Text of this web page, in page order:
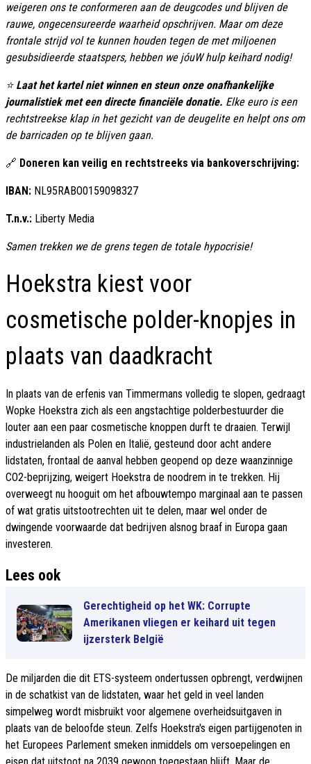
weigeren ons te conformeren aan de deugcodes und blijven de
rauwe, ongecensureerde waarheid opschrijven. Maar om deze
frontale strijd vol te kunnen houden tegen de met miljoenen
gesubsidieerde staatspers, hebben we jóuW hulp keihard nodig!
⭐ Laat het kartel niet winnen en steun onze onafhankelijke
journalistiek met een directe financiële donatie. Elke euro is een
rechtstreekse klap in het gezicht van de deugelite en helpt ons om
de barricaden op te blijven gaan.
🔗 Doneren kan veilig en rechtstreeks via bankoverschrijving:
IBAN: NL95RABO0159098327
T.n.v.: Liberty Media
Samen trekken we de grens tegen de totale hypocrisie!
Hoekstra kiest voor
cosmetische polder-knopjes in
plaats van daadkracht
In plaats van de erfenis van Timmermans volledig te slopen, gedraagt
Wopke Hoekstra zich als een angstachtige polderbestuurder die
louter aan een paar cosmetische knoppen durft te draaien. Terwijl
industrielanden als Polen en Italië, gesteund door acht andere
lidstaten, frontaal de aanval hebben geopend op deze waanzinnige
CO2-beprijzing, weigert Hoekstra de noodrem in te trekken. Hij
overweegt nu hooguit om het afbouwtempo marginaal aan te passen
of wat gratis uitstootrechten uit te delen, maar wel onder de
dwingende voorwaarde dat bedrijven alsnog braaf in Europa gaan
investeren.
Lees ook
Gerechtigheid op het WK: Corrupte
Amerikanen vliegen er keihard uit tegen
ijzersterk België
De miljarden die dit ETS-systeem ondertussen opbrengt, verdwijnen
in de schatkist van de lidstaten, waar het geld in veel landen
simpelweg wordt misbruikt voor algemene overheidsuitgaven in
plaats van de beloofde steun. Zelfs Hoekstra's eigen partijgenoten in
het Europees Parlement smeken inmiddels om versoepelingen en